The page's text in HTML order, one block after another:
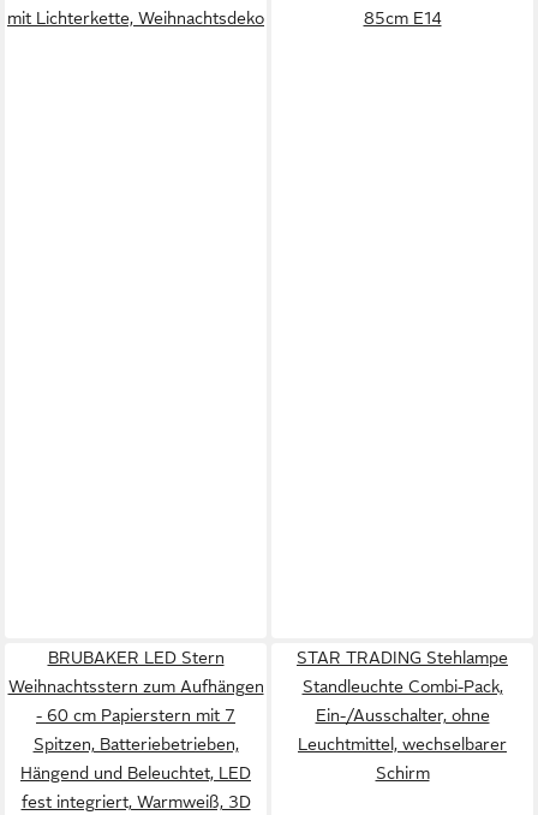
mit Lichterkette, Weihnachtsdeko
85cm E14
BRUBAKER LED Stern
Weihnachtsstern zum Aufhängen
- 60 cm Papierstern mit 7
Spitzen, Batteriebetrieben,
Hängend und Beleuchtet, LED
fest integriert, Warmweiß, 3D
STAR TRADING Stehlampe
Standleuchte Combi-Pack,
Ein-/Ausschalter, ohne
Leuchtmittel, wechselbarer
Schirm